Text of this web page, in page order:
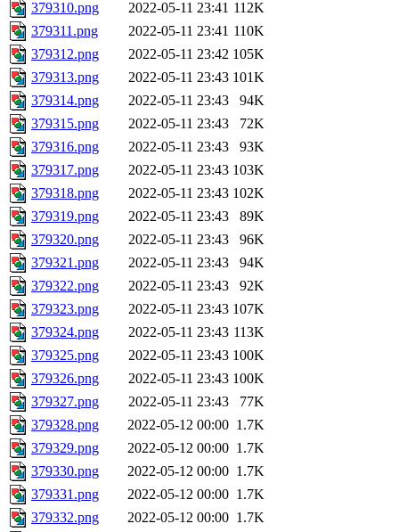
379310.png
2022-05-11 23:41 112K
379311.png
2022-05-11 23:41 110K
379312.png
2022-05-11 23:42 105K
379313.png
2022-05-11 23:43 101K
379314.png
2022-05-11 23:43
94K
379315.png
2022-05-11 23:43
72K
379316.png
2022-05-11 23:43
93K
379317.png
2022-05-11 23:43 103K
379318.png
2022-05-11 23:43 102K
379319.png
2022-05-11 23:43
89K
379320.png
2022-05-11 23:43
96K
379321.png
2022-05-11 23:43
94K
379322.png
2022-05-11 23:43
92K
379323.png
2022-05-11 23:43 107K
379324.png
2022-05-11 23:43 113K
379325.png
2022-05-11 23:43 100K
379326.png
2022-05-11 23:43 100K
379327.png
2022-05-11 23:43
77K
379328.png
2022-05-12 00:00 1.7K
379329.png
2022-05-12 00:00 1.7K
379330.png
2022-05-12 00:00 1.7K
379331.png
2022-05-12 00:00 1.7K
379332.png
2022-05-12 00:00 1.7K